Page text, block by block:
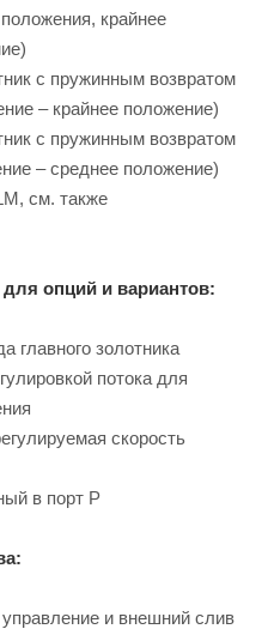
крайнее
с пружинным возвратом
– крайнее положение)
с пружинным возвратом
– среднее положение)
см. также
опций и вариантов:
главного золотника
потока для
скорость
в порт P
и внешний слив